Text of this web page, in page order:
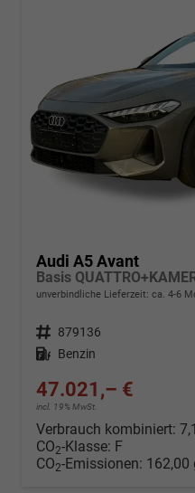
Audi A5 Avant
unverbindliche Lieferzeit: ca. 4-6
Fahrzeugnr. 879136
Kraftstoff Benzin
47.021,– €
incl. 19% MwSt.
Verbrauch kombiniert:
CO2-Klasse: F
CO2-Emissionen: 162,00